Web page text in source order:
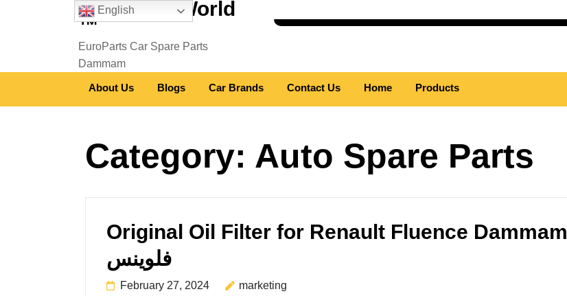
European World
™
EuroParts Car Spare Parts
Dammam
About Us Blogs Car Brands Contact Us Home Products
Category: Auto Spare Parts
Original Oil Filter for Renault Fluence Dammam فلتر زيت اصلي لرينو
فلوينس
February 27, 2024 marketing
English